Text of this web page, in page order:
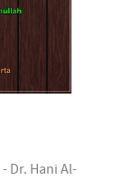
- Dr. Hani Al-